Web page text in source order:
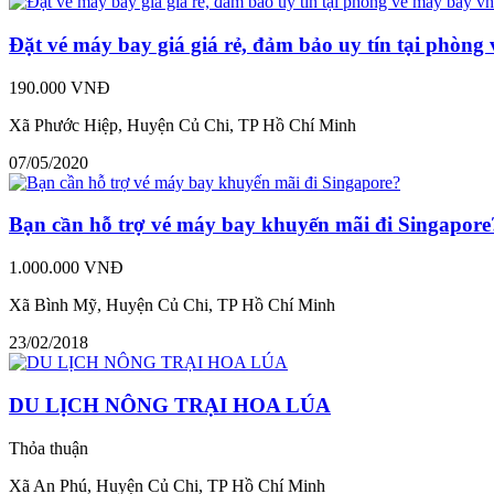
Đặt vé máy bay giá giá rẻ, đảm bảo uy tín tại phòng
190.000 VNĐ
Xã Phước Hiệp, Huyện Củ Chi, TP Hồ Chí Minh
07/05/2020
Bạn cần hỗ trợ vé máy bay khuyến mãi đi
1.000.000 VNĐ
Xã Bình Mỹ, Huyện Củ Chi, TP Hồ Chí Minh
23/02/2018
DU LỊCH NÔNG TRẠI HOA LÚA
Thỏa thuận
Xã An Phú, Huyện Củ Chi, TP Hồ Chí Minh